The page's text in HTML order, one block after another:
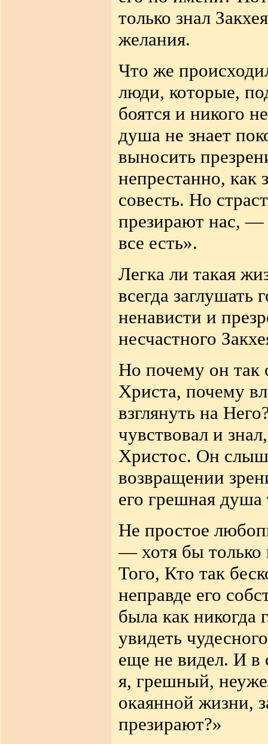
только знал
желания.
Что же
люди, которые,
боятся и никого
душа не знает
выносить
непрестанно, как
совесть. Но
презирают нас, —
все есть».
Легка ли такая
всегда заглушать
ненависти и
несчастного
Но почему он так
Христа, почему
взглянуть на
чувствовал и
Христос. Он
возвращении
его грешная душа
Не простое
— хотя бы только
Того, Кто так
неправде его
была как никогда
увидеть
еще не видел. И
я, грешный,
окаянной жизни,
презирают?»